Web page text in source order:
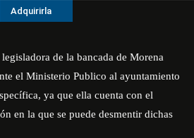
Adquirirla
de la bancada de Morena
el Ministerio Publico al ayuntamiento
ya que ella cuenta con el
en la que se puede desmentir dichas